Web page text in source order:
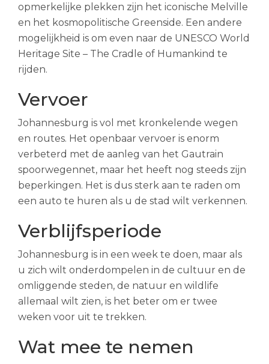
opmerkelijke plekken zijn het iconische Melville
en het kosmopolitische Greenside. Een andere
mogelijkheid is om even naar de UNESCO World
Heritage Site – The Cradle of Humankind te
rijden.
Vervoer
Johannesburg is vol met kronkelende wegen
en routes. Het openbaar vervoer is enorm
verbeterd met de aanleg van het Gautrain
spoorwegennet, maar het heeft nog steeds zijn
beperkingen. Het is dus sterk aan te raden om
een auto te huren als u de stad wilt verkennen.
Verblijfsperiode
Johannesburg is in een week te doen, maar als
u zich wilt onderdompelen in de cultuur en de
omliggende steden, de natuur en wildlife
allemaal wilt zien, is het beter om er twee
weken voor uit te trekken.
Wat mee te nemen